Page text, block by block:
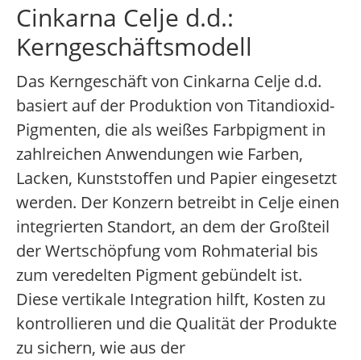
Cinkarna Celje d.d.:
Kerngeschäftsmodell
Das Kerngeschäft von Cinkarna Celje d.d.
basiert auf der Produktion von Titandioxid-
Pigmenten, die als weißes Farbpigment in
zahlreichen Anwendungen wie Farben,
Lacken, Kunststoffen und Papier eingesetzt
werden. Der Konzern betreibt in Celje einen
integrierten Standort, an dem der Großteil
der Wertschöpfung vom Rohmaterial bis
zum veredelten Pigment gebündelt ist.
Diese vertikale Integration hilft, Kosten zu
kontrollieren und die Qualität der Produkte
zu sichern, wie aus der